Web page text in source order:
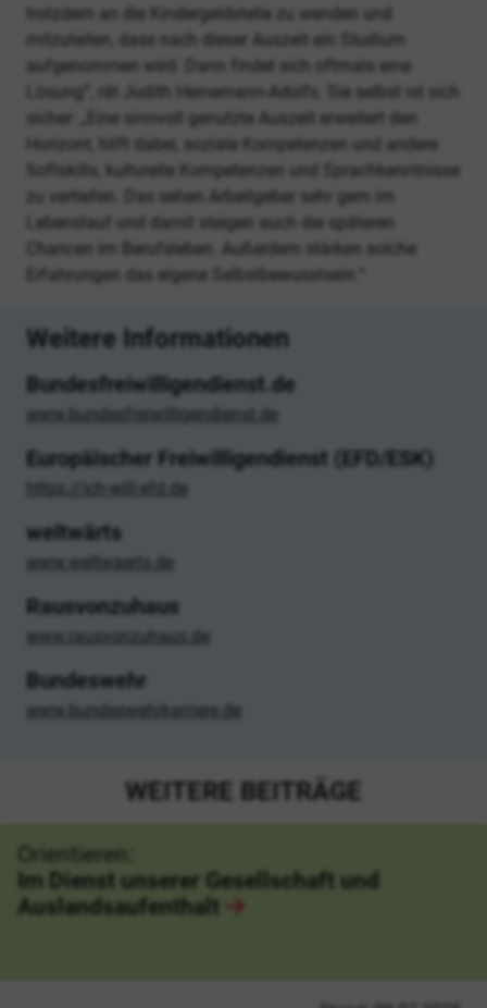
trotzdem an die Kindergeldstelle zu wenden und
mitzuteilen, dass nach dieser Auszeit ein Studium
aufgenommen wird. Dann findet sich oftmals eine
Lösung“, rät Judith Heinemann-Adolfs. Sie selbst ist sich
sicher: „Eine sinnvoll genutzte Auszeit erweitert den
Horizont, hilft dabei, soziale Kompetenzen und andere
Softskills, kulturelle Kompetenzen und Sprachkenntnisse
zu vertiefen. Das sehen Arbeitgeber sehr gern im
Lebenslauf und damit steigen auch die späteren
Chancen im Berufsleben. Außerdem stärken solche
Erfahrungen das eigene Selbstbewusstsein.“
Weitere Informationen
Bundesfreiwilligendienst.de
www.bundesfreiwilligendienst.de
Europäischer Freiwilligendienst (EFD/ESK)
https://ich-will-efd.de
weltwärts
www.weltwaerts.de
Rausvonzuhaus
www.rausvonzuhaus.de
Bundeswehr
www.bundeswehrkarriere.de
WEITERE BEITRÄGE
Orientieren:
Im Dienst unserer Gesellschaft und
Auslandsaufenthalt